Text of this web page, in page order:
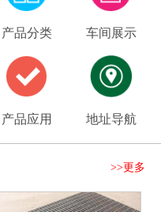
产品分类 车间展示
产品应用 地址导航
>>更多